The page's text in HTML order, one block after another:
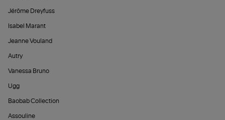
Jérôme Dreyfuss
Isabel Marant
Jeanne Vouland
Autry
Vanessa Bruno
Ugg
Baobab Collection
Assouline